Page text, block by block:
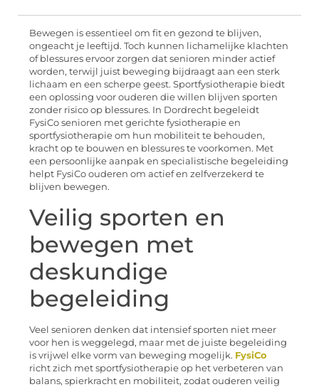
Bewegen is essentieel om fit en gezond te blijven,
ongeacht je leeftijd. Toch kunnen lichamelijke klachten
of blessures ervoor zorgen dat senioren minder actief
worden, terwijl juist beweging bijdraagt aan een sterk
lichaam en een scherpe geest. Sportfysiotherapie biedt
een oplossing voor ouderen die willen blijven sporten
zonder risico op blessures. In Dordrecht begeleidt
FysiCo senioren met gerichte fysiotherapie en
sportfysiotherapie om hun mobiliteit te behouden,
kracht op te bouwen en blessures te voorkomen. Met
een persoonlijke aanpak en specialistische begeleiding
helpt FysiCo ouderen om actief en zelfverzekerd te
blijven bewegen.
Veilig sporten en
bewegen met
deskundige
begeleiding
Veel senioren denken dat intensief sporten niet meer
voor hen is weggelegd, maar met de juiste begeleiding
is vrijwel elke vorm van beweging mogelijk. FysiCo
richt zich met sportfysiotherapie op het verbeteren van
balans, spierkracht en mobiliteit, zodat ouderen veilig